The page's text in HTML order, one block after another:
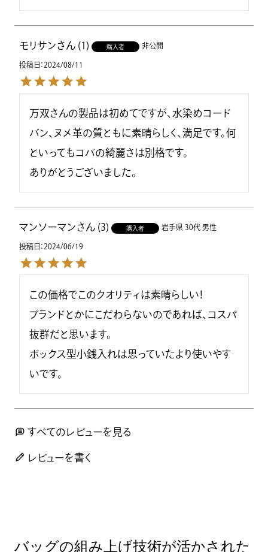
モリサン 1 購入者 非公開
投稿日 2024/08/11
万双さんの製品は初めてですが、水染めコード
バン、ヌメ革の質ともに素晴らしく、満足です。何
といってもコバの綺麗さは別格です。
ありがとうございました。
マンソーマン 3 購入者 岩手県 30代 男性
投稿日 2024/06/19
この価格でこのクオリティは素晴らしい！
ブランドとかにこだわらないのであれば、コスパ
抜群だと思います。
ボックス型小銭入れは思っていたより使いやす
いです。
すべてのレビューを見る
レビューを書く
バッグの組み上げ技術が活かされた